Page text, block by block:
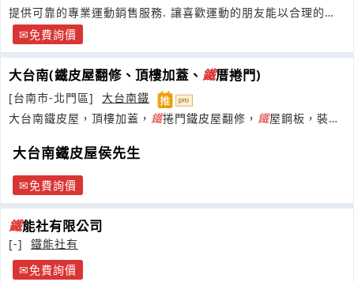
提供可靠的專業運動銷售服務. 讓喜歡運動的朋友能以合理的價
位買到專業運動品牌產品
免費詢價
大台南(鐵皮屋翻修、頂樓加蓋、 鐵厝捲門)
[台南市-北門區]
大台南鐵
大台南鐵皮屋，頂樓加蓋， 鐵捲門鐵皮屋翻修， 鐵屋鋼板，裝潢
大台南鐵皮屋侯先生
免費詢價
鐵能社有限公司
[-]
鐵能社有
免費詢價